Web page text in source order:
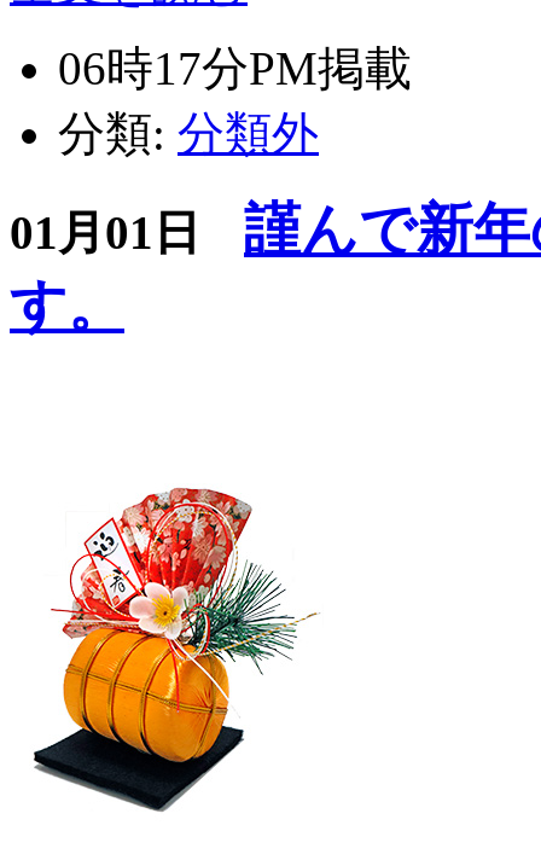
06時17分PM掲載
分類: 分類外
01月01日
謹んで新
す。